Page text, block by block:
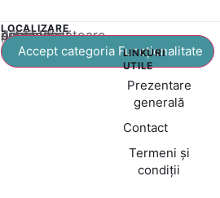
LOCALIZARE
Acest conținut este blocat până când acceptați categoria corespunzătoare de cookie-uri.
Accept categoria Funcționalitate
LINKURI
UTILE
Prezentare
generală
Contact
Termeni și
condiții